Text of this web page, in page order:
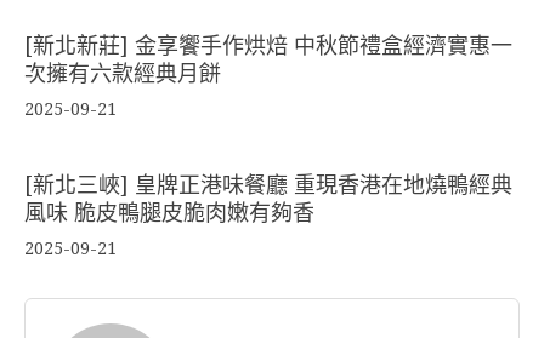
[新北新莊] 金享饗手作烘焙 中秋節禮盒經濟實惠一
次擁有六款經典月餅
2025-09-21
[新北三峽] 皇牌正港味餐廳 重現香港在地燒鴨經典
風味 脆皮鴨腿皮脆肉嫩有夠香
2025-09-21